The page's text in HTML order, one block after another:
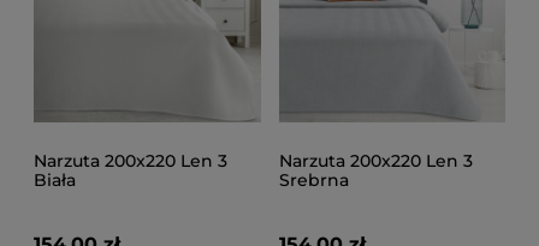
Narzuta 200x220 Len 3
Biała
Narzuta 200x220 Len 3
Srebrna